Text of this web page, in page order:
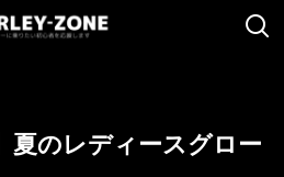
夏のレディースグロー